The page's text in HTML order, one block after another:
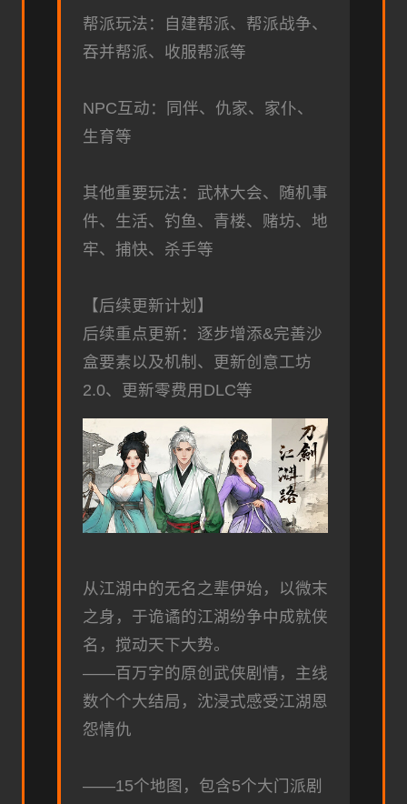
帮派玩法：自建帮派、帮派战争、
吞并帮派、收服帮派等
NPC互动：同伴、仇家、家仆、
生育等
其他重要玩法：武林大会、随机事
件、生活、钓鱼、青楼、赌坊、地
牢、捕快、杀手等
【后续更新计划】
后续重点更新：逐步增添&完善沙
盒要素以及机制、更新创意工坊
2.0、更新零费用DLC等
从江湖中的无名之辈伊始，以微末
之身，于诡谲的江湖纷争中成就侠
名，搅动天下大势。
——百万字的原创武侠剧情，主线
数个个大结局，沈浸式感受江湖恩
怨情仇
——15个地图，包含5个大门派剧